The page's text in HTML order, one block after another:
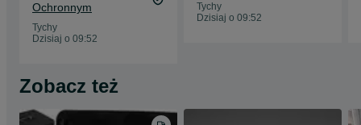
Ochronnym
Tychy
Dzisiaj o 09:52
Tychy
Dzisiaj o 09:52
Zobacz też